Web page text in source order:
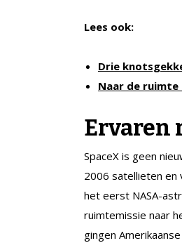
Lees ook:
Drie
Naar de ruimte
Ervaren
SpaceX is geen
2006 satellieten en
het eerst NASA-
ruimtemissie naar
gingen